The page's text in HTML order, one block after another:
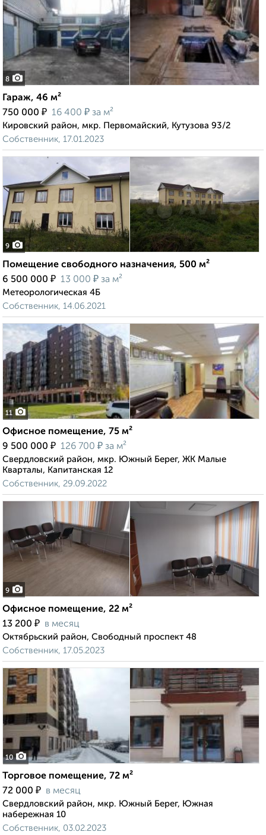
8
Гараж, 46 м²
750 000 ₽ 16 400 ₽ за м²
Кировский район, мкр. Первомайский, Кутузова 93/2
Собственник, 17.01.2023
9
Помещение свободного назначения, 500 м²
6 500 000 ₽ 13 000 ₽ за м²
Метеорологическая 4Б
Собственник, 14.06.2021
11
Офисное помещение, 75 м²
9 500 000 ₽ 126 700 ₽ за м²
Свердловский район, мкр. Южный Берег, ЖК Малые
Кварталы, Капитанская 12
Собственник, 29.09.2022
9
Офисное помещение, 22 м²
13 200 ₽ в месяц
Октябрьский район, Свободный проспект 48
Собственник, 17.05.2023
10
Торговое помещение, 72 м²
72 000 ₽ в месяц
Свердловский район, мкр. Южный Берег, Южная
набережная 10
Собственник, 03.02.2023